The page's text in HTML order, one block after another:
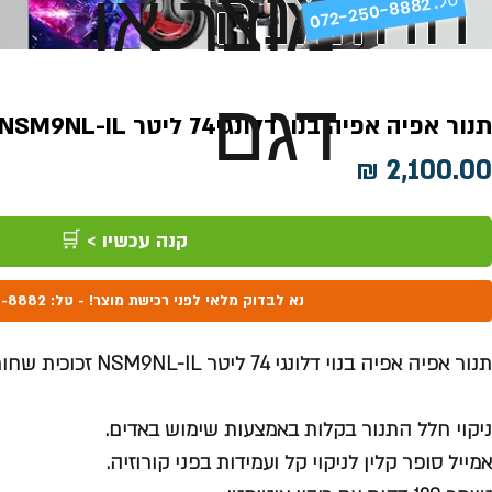
מוצר או
דגם
תנור אפיה אפיה בנוי דלונגי74 ליטר NSM9NL-IL זכוכית שחורה
מחיר
קנה עכשיו > 🛒
נא לבדוק מלאי לפני רכישת מוצר! - טל: 072-250-8882
תנור אפיה אפיה בנוי דלונגי 74 ליטר NSM9NL-IL זכוכית שחורה
ניקוי חלל התנור בקלות באמצעות שימוש באדים.
אמייל סופר קלין לניקוי קל ועמידות בפני קורוזיה.
072-250-8882 .